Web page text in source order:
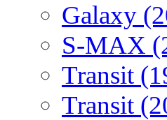
Galaxy
S-MAX
Transit
Transit